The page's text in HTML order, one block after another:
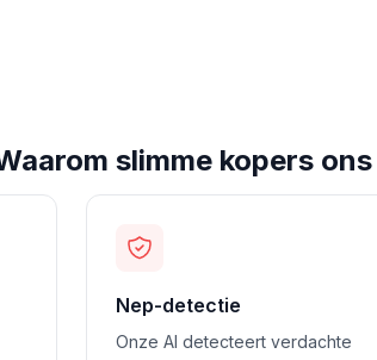
slimme kopers
Nep-detectie
Onze AI detecteert verdachte